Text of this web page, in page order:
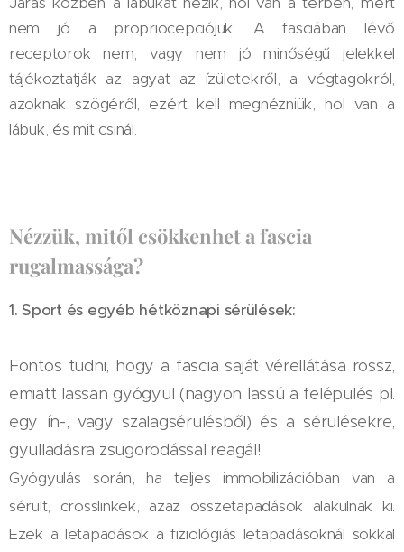
nem jó a propriocepciójuk. A fasciában lévő
receptorok nem, vagy nem jó minőségű jelekkel
tájékoztatják az agyat az ízületekről, a végtagokról,
azoknak szögéről, ezért kell megnézniük, hol van a
lábuk, és mit csinál.
Nézzük, mitől csökkenhet a fascia
rugalmassága?
1. Sport és egyéb hétköznapi sérülések:
​Fontos tudni, hogy a fascia saját vérellátása rossz,
emiatt lassan gyógyul (nagyon lassú a felépülés pl.
egy ín​-,​ vagy szalagsérülésből) és​ a​ sérülésekre,
gyulladásra zsugorodással reagál!
Gyógyulás során​,​ ha teljes immobilizációban van a
sérült, crosslinkek, azaz összetapadások alakulnak ki.
Ezek a letapadások a fiziológiás letapadásoknál sokkal